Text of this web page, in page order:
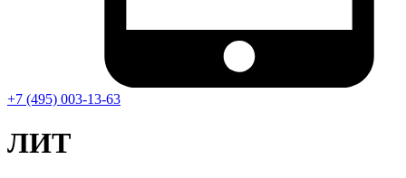
+7 (495) 003-13-63
ЛИТ